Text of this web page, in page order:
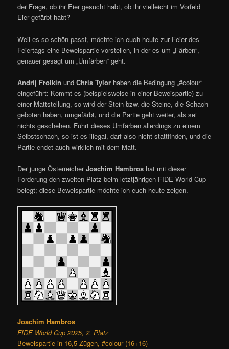
der Frage, ob ihr Eier gesucht habt, ob ihr vielleicht im Vorfeld
Eier gefärbt habt?
Weil es so schön passt, möchte ich euch heute zur Feier des
Feiertags eine Beweispartie vorstellen, in der es um „Färben“,
genauer gesagt um „Umfärben“ geht.
Andrij Frolkin undChris Tylor haben die Bedingung „#colour“
eingeführt: Kommt es (beispielsweise in einer Beweispartie) zu
einer Mattstellung, so wird der Stein bzw. die Steine, die Schach
geboten haben, umgefärbt, und die Partie geht weiter, als sei
nichts geschehen. Führt dieses Umfärben allerdings zu einem
Selbstschach, so ist es illegal, darf also nicht stattfinden, und die
Partie endet auch wirklich mit dem Matt.
Der junge ÖsterreicherJoachim Hambros hat mit dieser
Forderung den zweiten Platz beim letztjährigen FIDE World Cup
belegt; diese Beweispartie möchte ich euch heute zeigen.
Joachim Hambros
FIDE World Cup 2025, 2. Platz
Beweispartie in 16,5 Zügen, #colour (16+16)